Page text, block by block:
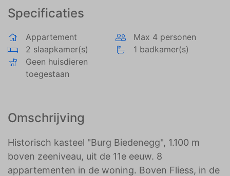
Specificaties
Appartement
Max 4 personen
2 slaapkamer(s)
1 badkamer(s)
Geen huisdieren
toegestaan
Omschrijving
Historisch kasteel "Burg Biedenegg", 1.100 m
boven zeeniveau, uit de 11e eeuw. 8
appartementen in de woning. Boven Fliess, in de